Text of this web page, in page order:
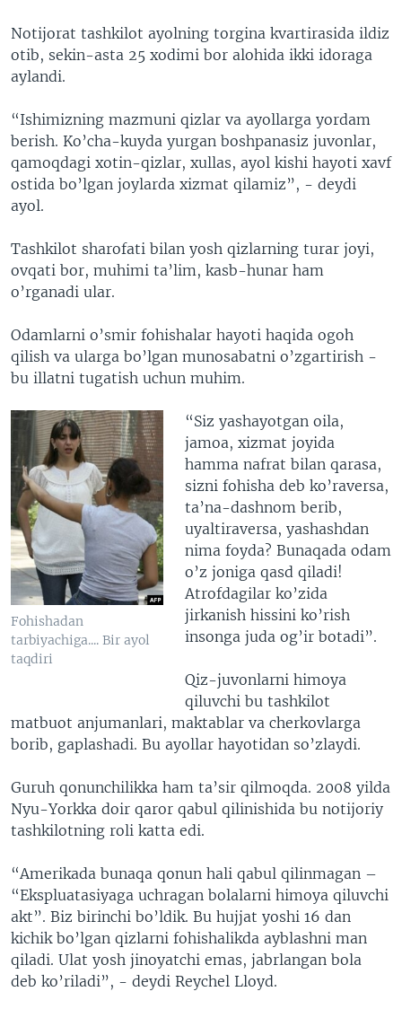
Notijorat tashkilot ayolning torgina kvartirasida ildiz
otib, sekin-asta 25 xodimi bor alohida ikki idoraga
aylandi.
“Ishimizning mazmuni qizlar va ayollarga yordam
berish. Ko’cha-kuyda yurgan boshpanasiz juvonlar,
qamoqdagi xotin-qizlar, xullas, ayol kishi hayoti xavf
ostida bo’lgan joylarda xizmat qilamiz”, - deydi
ayol.
Tashkilot sharofati bilan yosh qizlarning turar joyi,
ovqati bor, muhimi ta’lim, kasb-hunar ham
o’rganadi ular.
Odamlarni o’smir fohishalar hayoti haqida ogoh
qilish va ularga bo’lgan munosabatni o’zgartirish -
bu illatni tugatish uchun muhim.
Fohishadan
tarbiyachiga.... Bir ayol
taqdiri
“Siz yashayotgan oila,
jamoa, xizmat joyida
hamma nafrat bilan qarasa,
sizni fohisha deb ko’raversa,
ta’na-dashnom berib,
uyaltiraversa, yashashdan
nima foyda? Bunaqada odam
o’z joniga qasd qiladi!
Atrofdagilar ko’zida
jirkanish hissini ko’rish
insonga juda og’ir botadi”.
Qiz-juvonlarni himoya
qiluvchi bu tashkilot
matbuot anjumanlari, maktablar va cherkovlarga
borib, gaplashadi. Bu ayollar hayotidan so’zlaydi.
Guruh qonunchilikka ham ta’sir qilmoqda. 2008 yilda
Nyu-Yorkka doir qaror qabul qilinishida bu notijoriy
tashkilotning roli katta edi.
“Amerikada bunaqa qonun hali qabul qilinmagan –
“Ekspluatasiyaga uchragan bolalarni himoya qiluvchi
akt”. Biz birinchi bo’ldik. Bu hujjat yoshi 16 dan
kichik bo’lgan qizlarni fohishalikda ayblashni man
qiladi. Ulat yosh jinoyatchi emas, jabrlangan bola
deb ko’riladi”, - deydi Reychel Lloyd.